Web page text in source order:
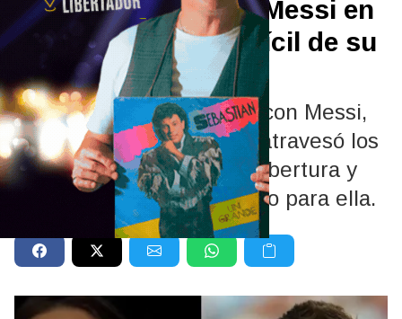
importante que fue Messi en
el momento más difícil de su
vida: “Me rescató”
Después del viral saludo con Messi,
la periodista contó cómo atravesó los
días más difíciles de la cobertura y
qué significó ese momento para ella.